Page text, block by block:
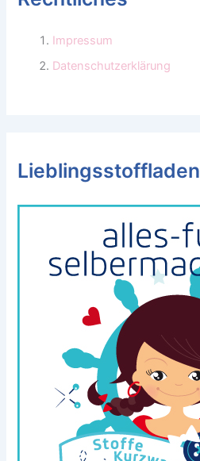
Impressum
Datenschutzerklärung
Lieblingsstoffladen